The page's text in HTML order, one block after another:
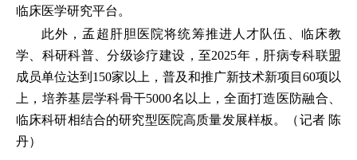
临床医学研究平台。
此外，孟超肝胆医院将统筹推进人才队伍、临床教
学、科研科普、分级诊疗建设，至2025年，肝病专科联盟
成员单位达到150家以上，普及和推广新技术新项目60项以
上，培养基层学科骨干5000名以上，全面打造医防融合、
临床科研相结合的研究型医院高质量发展样板。（记者 陈
丹）